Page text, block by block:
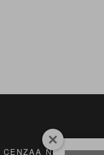
CENZAA NEDERLAND